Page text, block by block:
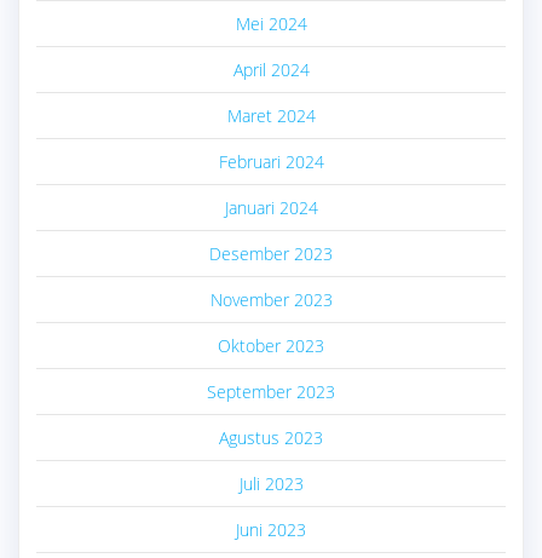
Mei 2024
April 2024
Maret 2024
Februari 2024
Januari 2024
Desember 2023
November 2023
Oktober 2023
September 2023
Agustus 2023
Juli 2023
Juni 2023